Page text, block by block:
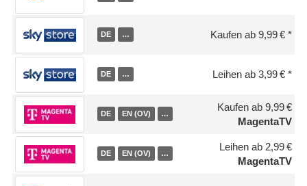
DE … Kaufen ab 9,99 €
DE … Leihen ab 3,99 €
DE EN (OV) …
Kaufen ab 9,99 €
MagentaTV
DE EN (OV) …
Leihen ab 2,99 €
MagentaTV